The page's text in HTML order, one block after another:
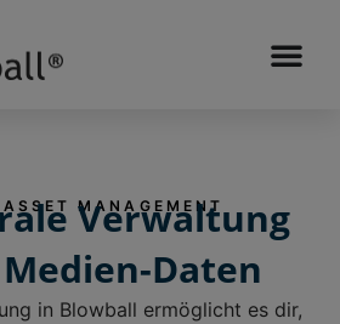
MANAGEMENT
Verwaltung
Daten
in Blowball ermöglicht es dir,